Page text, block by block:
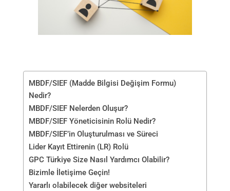
MBDF/SIEF (Madde Bilgisi Değişim Formu)
Nedir?
MBDF/SIEF Nelerden Oluşur?
MBDF/SIEF Yöneticisinin Rolü Nedir?
MBDF/SIEF’in Oluşturulması ve Süreci
Lider Kayıt Ettirenin (LR) Rolü
GPC Türkiye Size Nasıl Yardımcı Olabilir?
Bizimle İletişime Geçin!
Yararlı olabilecek diğer websiteleri